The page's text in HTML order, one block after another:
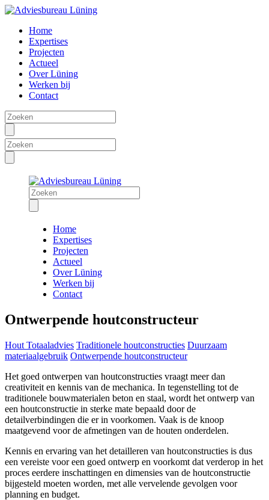
Home
Expertises
Projecten
Actueel
Over Lüning
Werken bij
Contact
Home
Expertises
Projecten
Actueel
Over Lüning
Werken bij
Contact
Ontwerpende houtconstructeur
Hout Totaaladvies Traditionele houtconstructies Duurzaam
materiaalgebruik Ontwerpende houtconstructeur
Het goed ontwerpen van houtconstructies vraagt meer dan
creativiteit en kennis van de mechanica. In tegenstelling tot de
traditionele bouwmaterialen beton en staal, wordt het ontwerp van
een houtconstructie in sterke mate bepaald door de
detailverbindingen die er in voorkomen. Vaak is de knoop
maatgevend voor de afmetingen van de houten onderdelen.
Kennis en ervaring van het detailleren van houtconstructies is dus
een vereiste voor een goed ontwerp en voorkomt dat verderop in het
proces eerdere inschattingen en dimensies van de houtconstructie
bijgesteld moeten worden, met alle vervelende gevolgen voor
planning en budget.